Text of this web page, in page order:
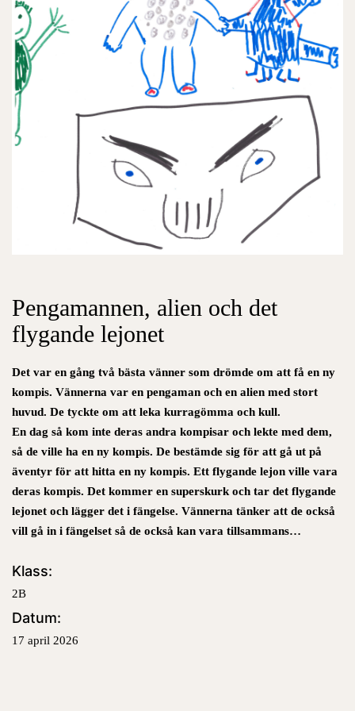
Pengamannen, alien och det
flygande lejonet
Det var en gång två bästa vänner som drömde om att få en ny
kompis. Vännerna var en pengaman och en alien med stort
huvud. De tyckte om att leka kurragömma och kull.
En dag så kom inte deras andra kompisar och lekte med dem,
så de ville ha en ny kompis. De bestämde sig för att gå ut på
äventyr för att hitta en ny kompis. Ett flygande lejon ville vara
deras kompis. Det kommer en superskurk och tar det flygande
lejonet och lägger det i fängelse. Vännerna tänker att de också
vill gå in i fängelset så de också kan vara tillsammans…
Klass:
2B
Datum:
17 april 2026